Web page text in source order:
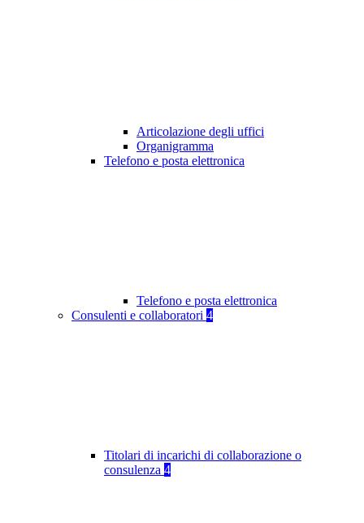
Articolazione degli uffici
Organigramma
Telefono e posta elettronica
Telefono e posta elettronica
Consulenti e collaboratori 4
Titolari di incarichi di collaborazione o
consulenza 4